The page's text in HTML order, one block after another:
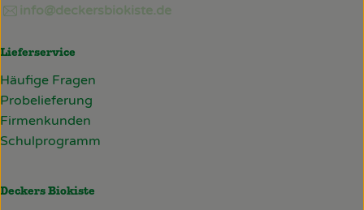
info@deckersbiokiste.de
Lieferservice
Häufige Fragen
Probelieferung
Firmenkunden
Schulprogramm
Deckers Biokiste